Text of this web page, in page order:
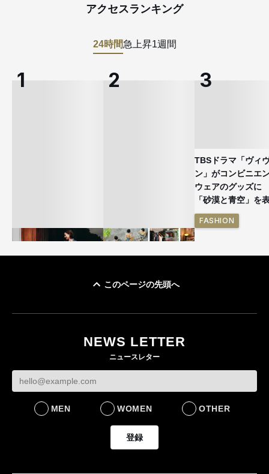
アクセスランキング
24時間急上昇1週間
ケットなど7型を発売
FASHION
をラインナップ
LIFESTYLE
TBSドラマ「ヴィ
ン」がコンビニエ
ウェアのグッズ
「砂漠と青空」を
FASHION
このページの先頭へ
NEWS LETTER
ニュースレター
MEN WOMEN OTHER
登録